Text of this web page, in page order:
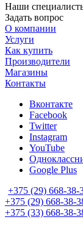
Наши
Задать вопрос
О компании
Услуги
Как купить
Производители
Магазины
Контакты
Вконтакте
Facebook
Twitter
Instagram
YouTube
Google Plus
+375 (29) 668-38-
+375 (29) 668-38-
+375 (33) 668-38-